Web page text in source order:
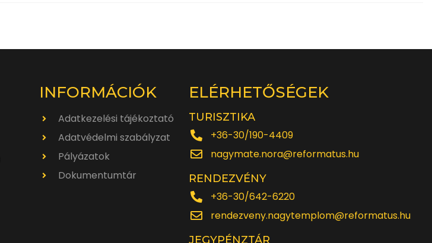
INFORMÁCIÓK
Adatkezelési tájékoztató
Adatvédelmi szabályzat
Pályázatok
Dokumentumtár
ELÉRHETŐSÉGEK
TURISZTIKA
+36-30/190-4409
nagymate.nora@reformatus.hu
RENDEZVÉNY
+36-30/642-6220
rendezveny.nagytemplom@reformatus.hu
JEGYPÉNZTÁR